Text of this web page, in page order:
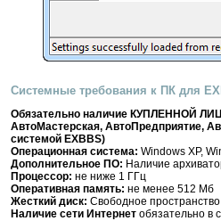
Системные требования к ПК для
Обязательно наличие КУПЛЕННОЙ
АвтоМастерская, АвтоПредприятие,
системой EXBBS)
Операционная система: Windows XP,
Дополнительное ПО: Наличие
Процессор: не ниже 1 ГГц
Оперативная память: не менее 512 Мб
Жесткий диск: Свободное
Наличие сети Интернет обязательно в